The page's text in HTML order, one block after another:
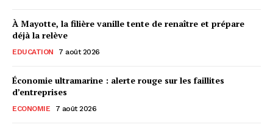
À Mayotte, la filière vanille tente de renaître et prépare
déjà la relève
EDUCATION 7 août 2026
Économie ultramarine : alerte rouge sur les faillites
d’entreprises
ECONOMIE 7 août 2026